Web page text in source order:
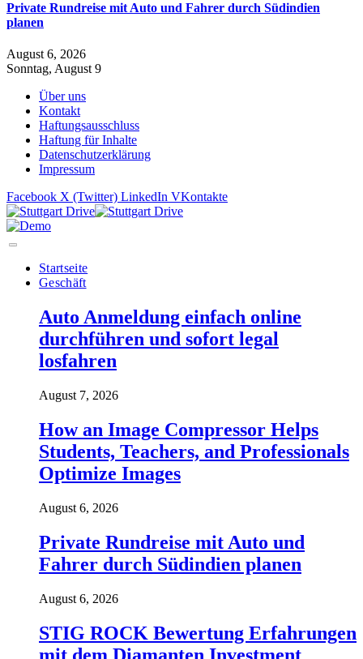
Private Rundreise mit Auto und Fahrer durch Südindien
planen
August 6, 2026
Sonntag, August 9
Über uns
Kontakt
Haftungsausschluss
Haftung für Inhalte
Datenschutzerklärung
Impressum
Facebook X (Twitter) LinkedIn VKontakte
Startseite
Geschäft
Auto Anmeldung einfach online
durchführen und sofort legal
losfahren
August 7, 2026
How an Image Compressor Helps
Students, Teachers, and Professionals
Optimize Images
August 6, 2026
Private Rundreise mit Auto und
Fahrer durch Südindien planen
August 6, 2026
STIG ROCK Bewertung Erfahrungen
mit dem Diamanten Investment